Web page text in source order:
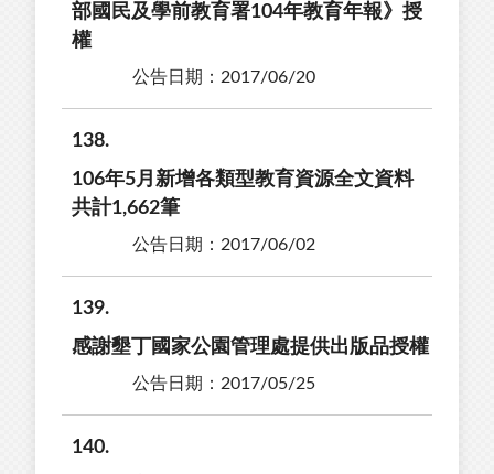
部國民及學前教育署104年教育年報》授
權
公告日期：2017/06/20
138
106年5月新增各類型教育資源全文資料
共計1,662筆
公告日期：2017/06/02
139
感謝墾丁國家公園管理處提供出版品授權
公告日期：2017/05/25
140